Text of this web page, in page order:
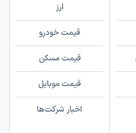
ارز
قیمت خودرو
قیمت مسکن
قیمت موبایل
اخبار شرکت‌ها